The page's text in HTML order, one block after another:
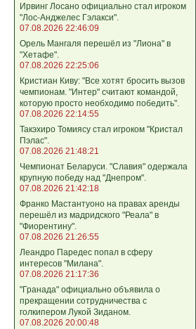
Ирвинг Лосано официально стал игроком
"Лос-Анджелес Гэлакси".
07.08.2026 22:46:09
Орель Мангаля перешёл из "Лиона" в
"Хетафе".
07.08.2026 22:25:06
Кристиан Киву: "Все хотят бросить вызов
чемпионам. "Интер" считают командой,
которую просто необходимо победить".
07.08.2026 22:14:55
Такэхиро Томиясу стал игроком "Кристал
Пэлас".
07.08.2026 21:48:21
Чемпионат Беларуси. "Славия" одержала
крупную победу над "Днепром".
07.08.2026 21:42:18
Франко Мастантуоно на правах аренды
перешёл из мадридского "Реала" в
"Фиорентину".
07.08.2026 21:26:55
Леандро Паредес попал в сферу
интересов "Милана".
07.08.2026 21:17:36
"Гранада" официально объявила о
прекращении сотрудничества с
голкипером Лукой Зиданом.
07.08.2026 20:00:48